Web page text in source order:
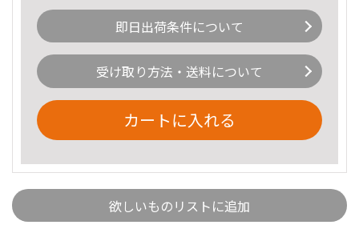
即日出荷条件について
受け取り方法・送料について
カートに入れる
欲しいものリストに追加